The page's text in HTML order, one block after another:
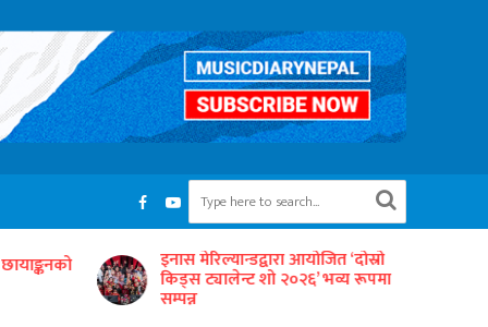
‘दोस्रो
रूपमा ईश्वरी बरालको नयाँ गीत ‘दही दिन्छु मोही
दिन्छु’ को भिडिओ सार्वजनिक